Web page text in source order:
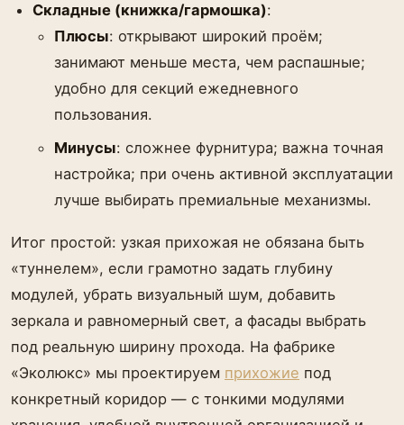
Складные (книжка/гармошка):
Плюсы: открывают широкий проём;
занимают меньше места, чем распашные;
удобно для секций ежедневного
пользования.
Минусы: сложнее фурнитура; важна точная
настройка; при очень активной эксплуатации
лучше выбирать премиальные механизмы.
Итог простой: узкая прихожая не обязана быть
«туннелем», если грамотно задать глубину
модулей, убрать визуальный шум, добавить
зеркала и равномерный свет, а фасады выбрать
под реальную ширину прохода. На фабрике
«Эколюкс» мы проектируем прихожие под
конкретный коридор — с тонкими модулями